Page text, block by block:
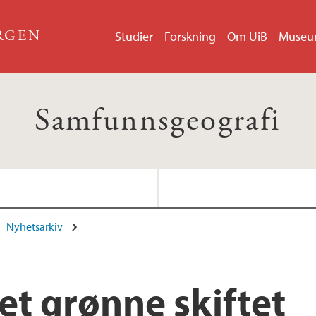
Studier Forskning Om UiB
Samfunnsgeografi
Nyhetsarkiv
grønne skiftet